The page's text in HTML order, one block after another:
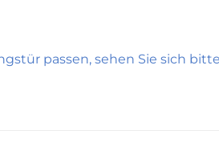
passen, sehen Sie sich